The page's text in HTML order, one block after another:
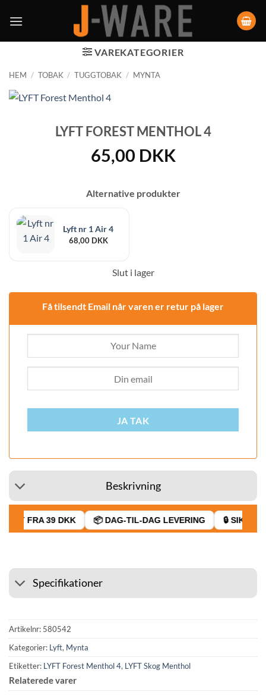
VAREKATEGORIER
HEM / TOBAK / TUGGTOBAK / MYNTA
LYFT FOREST MENTHOL 4
65,00 DKK
Alternative produkter
Lyft nr 1 Air 4
68,00 DKK
Slut i lager
Få tilsendt Email når varen er retur på lager
JA TAK
Beskrivning
FRA 39 DKK 📦 DAG-TIL-DAG LEVERING 🔒 SIKKER
Specifikationer
Artikelnr: 580542
Kategorier: Lyft, Mynta
Etiketter: LYFT Forest Menthol 4, LYFT Skog Menthol
Relaterede varer